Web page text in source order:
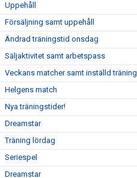
Uppehåll
Försäljning samt uppehåll
Ändrad träningstid onsdag
Säljaktivitet samt arbetspass
Veckans matcher samt inställd träning
Helgens match
Nya träningstider!
Dreamstar
Träning lördag
Seriespel
Dreamstar